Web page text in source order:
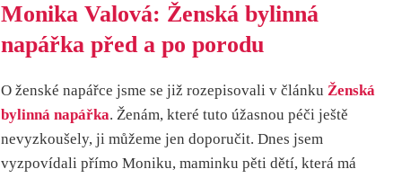
Monika Valová: Ženská bylinná
napářka před a po porodu
O ženské napářce jsme se již rozepisovali v článku Ženská
bylinná napářka. Ženám, které tuto úžasnou péči ještě
nevyzkoušely, ji můžeme jen doporučit. Dnes jsem
vyzpovídali přímo Moniku, maminku pěti dětí, která má